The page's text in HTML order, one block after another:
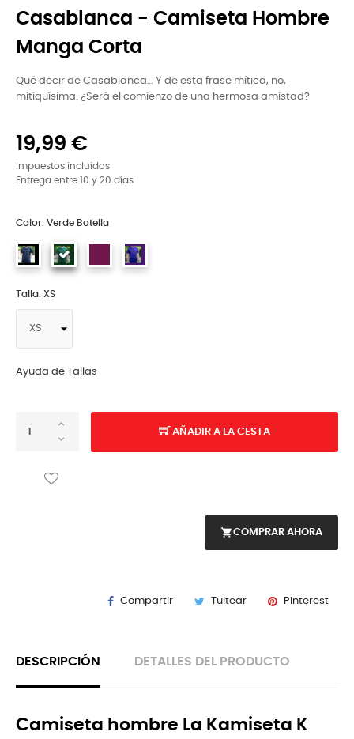
Casablanca - Camiseta Hombre
Manga Corta
Qué decir de Casablanca… Y de esta frase mítica, no,
mitiquísima. ¿Será el comienzo de una hermosa amistad?
19,99 €
Impuestos incluidos
Entrega entre 10 y 20 días
Color: Verde Botella
Talla: XS
Ayuda de Tallas
AÑADIR A LA CESTA
shopping_cartCOMPRAR AHORA
Compartir Tuitear Pinterest
DESCRIPCIÓN DETALLES DEL PRODUCTO
Camiseta hombre La Kamiseta K